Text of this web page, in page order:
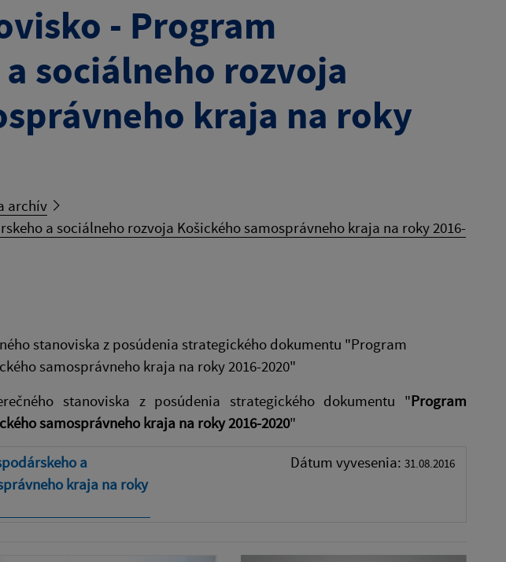
- Program
sociálneho rozvoja
kraja na roky
archív
a sociálneho rozvoja Košického samosprávneho kraja na roky 2016-
stanoviska z posúdenia strategického dokumentu "Program
samosprávneho kraja na roky 2016-2020"
stanoviska z posúdenia strategického dokumentu "Program
samosprávneho kraja na roky 2016-2020"
a
kraja na roky
Dátum vyvesenia: 31.08.2016